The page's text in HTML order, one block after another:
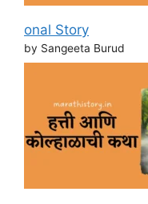
onal Story
by Sangeeta Burud